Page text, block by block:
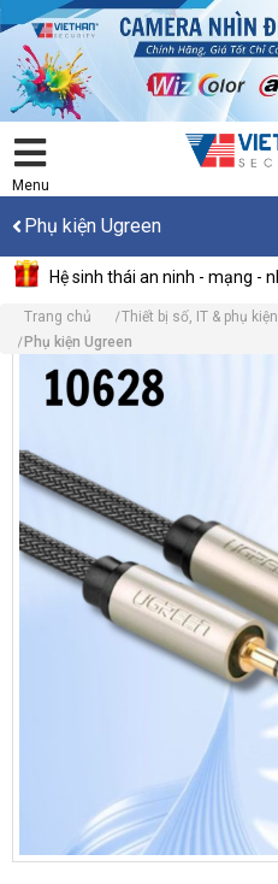
Menu
Phụ kiện Ugreen
Hệ sinh thái an ninh - mạng -
Trang chủ Thiết bị số, IT & phụ kiện
Phụ kiện Ugreen